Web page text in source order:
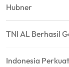
Hubner
TNI AL Berhasil
Indonesia